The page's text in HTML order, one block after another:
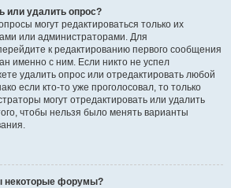
или удалить опрос?
могут редактироваться только их
или администраторами. Для
к редактированию первого сообщения
именно с ним. Если никто не успел
удалить опрос или отредактировать любой
если кто-то уже проголосовал, то только
могут отредактировать или удалить
чтобы нельзя было менять варианты
некоторые форумы?